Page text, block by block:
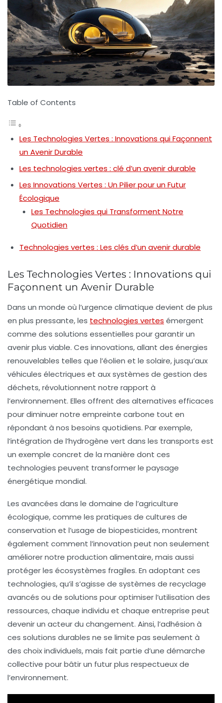
Table of Contents
Les Technologies Vertes : Innovations qui Façonnent
un Avenir Durable
Les technologies vertes : clé d’un avenir durable
Les Innovations Vertes : Un Pilier pour un Futur
Écologique
Les Technologies qui Transforment Notre
Quotidien
Technologies vertes : Les clés d’un avenir durable
Les Technologies Vertes : Innovations qui
Façonnent un Avenir Durable
Dans un monde où l’urgence climatique devient de plus
en plus pressante, les technologies vertes émergent
comme des solutions essentielles pour garantir un
avenir plus viable. Ces innovations, allant des énergies
renouvelables telles que l’éolien et le solaire, jusqu’aux
véhicules électriques et aux systèmes de gestion des
déchets, révolutionnent notre rapport à
l’environnement. Elles offrent des alternatives efficaces
pour diminuer notre empreinte carbone tout en
répondant à nos besoins quotidiens. Par exemple,
l’intégration de l’hydrogène vert dans les transports est
un exemple concret de la manière dont ces
technologies peuvent transformer le paysage
énergétique mondial.
Les avancées dans le domaine de l’agriculture
écologique, comme les pratiques de cultures de
conservation et l’usage de biopesticides, montrent
également comment l’innovation peut non seulement
améliorer notre production alimentaire, mais aussi
protéger les écosystèmes fragiles. En adoptant ces
technologies, qu’il s’agisse de systèmes de recyclage
avancés ou de solutions pour optimiser l’utilisation des
ressources, chaque individu et chaque entreprise peut
devenir un acteur du changement. Ainsi, l’adhésion à
ces solutions durables ne se limite pas seulement à
des choix individuels, mais fait partie d’une démarche
collective pour bâtir un futur plus respectueux de
l’environnement.